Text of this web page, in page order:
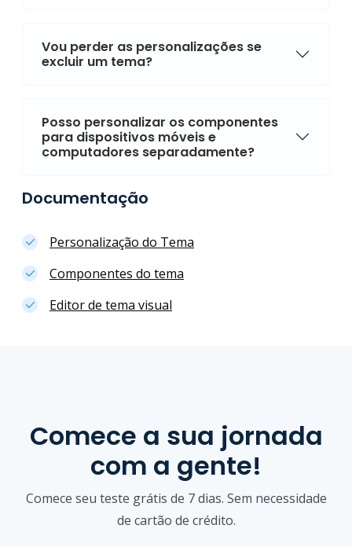
Vou perder as personalizações se
excluir um tema?
Posso personalizar os componentes
para dispositivos móveis e
computadores separadamente?
Documentação
Personalização do Tema
Componentes do tema
Editor de tema visual
Comece a sua jornada
com a gente!
Comece seu teste grátis de 7 dias. Sem necessidade
de cartão de crédito.